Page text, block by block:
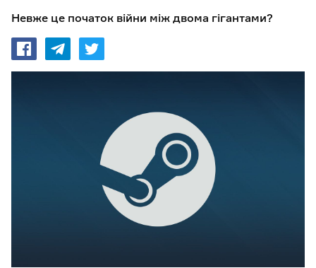
Невже це початок війни між двома гігантами?